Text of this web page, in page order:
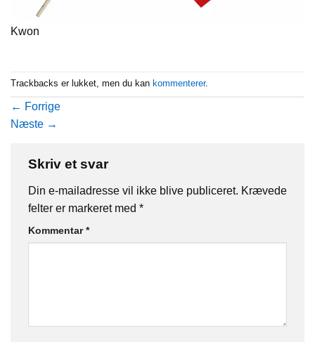
Kwon
Trackbacks er lukket, men du kan kommenterer.
← Forrige
Næste →
Skriv et svar
Din e-mailadresse vil ikke blive publiceret. Krævede
felter er markeret med *
Kommentar*